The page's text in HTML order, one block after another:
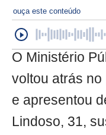
ouça este conteúdo
O Ministério
voltou atrás
e apresentou
Lindoso, 31,